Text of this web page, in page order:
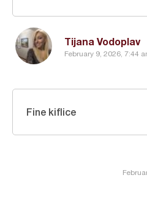
Tijana Vodoplav
February 9, 2026, 7:44
Fine kiflice